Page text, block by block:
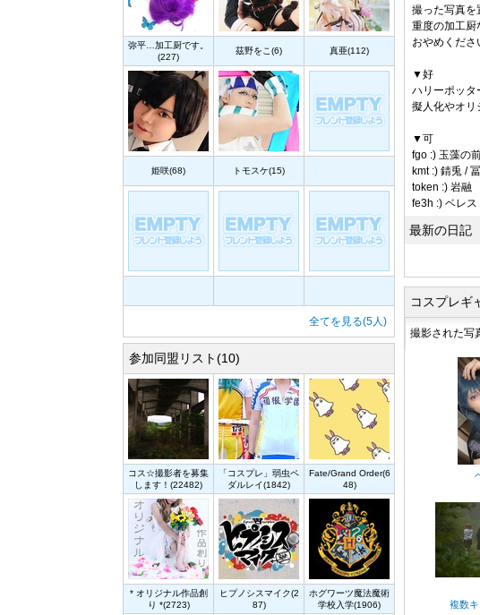
弥平…加工厨です。
(227)
茲野をこ(6) 真亜(112)
姫咲(68) トモスケ(15)
全てを見る(5人)
参加同盟リスト(10)
コス☆撮影者を募集
します！(22482)
「コスプレ」弱虫ペ
ダルレイ(1842)
Fate/Grand Order(6
48)
* オリジナル作品創
り *(2723)
ヒプノシスマイク(2
87)
ホグワーツ魔法魔術
学校入学(1906)
撮った写真を
重度の加工厨
おやめくだ
▼好
ハリーポッタ
擬人化やオリ
▼可
fgo :) 玉藻の
kmt :) 錆兎 /
token :) 岩融
fe3h :) ベレス
最新の日記
コスプレギ
撮影された写
複数